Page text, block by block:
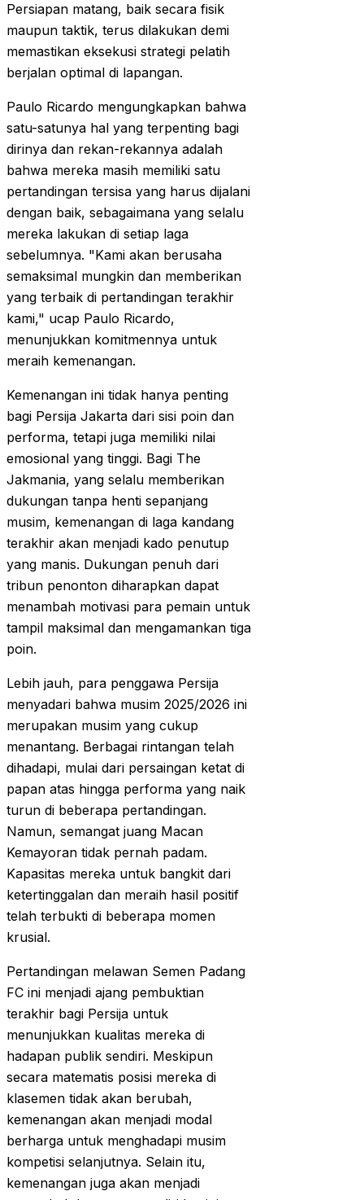
Persiapan matang, baik secara fisik
maupun taktik, terus dilakukan demi
memastikan eksekusi strategi pelatih
berjalan optimal di lapangan.
Paulo Ricardo mengungkapkan bahwa
satu-satunya hal yang terpenting bagi
dirinya dan rekan-rekannya adalah
bahwa mereka masih memiliki satu
pertandingan tersisa yang harus dijalani
dengan baik, sebagaimana yang selalu
mereka lakukan di setiap laga
sebelumnya. "Kami akan berusaha
semaksimal mungkin dan memberikan
yang terbaik di pertandingan terakhir
kami," ucap Paulo Ricardo,
menunjukkan komitmennya untuk
meraih kemenangan.
Kemenangan ini tidak hanya penting
bagi Persija Jakarta dari sisi poin dan
performa, tetapi juga memiliki nilai
emosional yang tinggi. Bagi The
Jakmania, yang selalu memberikan
dukungan tanpa henti sepanjang
musim, kemenangan di laga kandang
terakhir akan menjadi kado penutup
yang manis. Dukungan penuh dari
tribun penonton diharapkan dapat
menambah motivasi para pemain untuk
tampil maksimal dan mengamankan tiga
poin.
Lebih jauh, para penggawa Persija
menyadari bahwa musim 2025/2026 ini
merupakan musim yang cukup
menantang. Berbagai rintangan telah
dihadapi, mulai dari persaingan ketat di
papan atas hingga performa yang naik
turun di beberapa pertandingan.
Namun, semangat juang Macan
Kemayoran tidak pernah padam.
Kapasitas mereka untuk bangkit dari
ketertinggalan dan meraih hasil positif
telah terbukti di beberapa momen
krusial.
Pertandingan melawan Semen Padang
FC ini menjadi ajang pembuktian
terakhir bagi Persija untuk
menunjukkan kualitas mereka di
hadapan publik sendiri. Meskipun
secara matematis posisi mereka di
klasemen tidak akan berubah,
kemenangan akan menjadi modal
berharga untuk menghadapi musim
kompetisi selanjutnya. Selain itu,
kemenangan juga akan menjadi